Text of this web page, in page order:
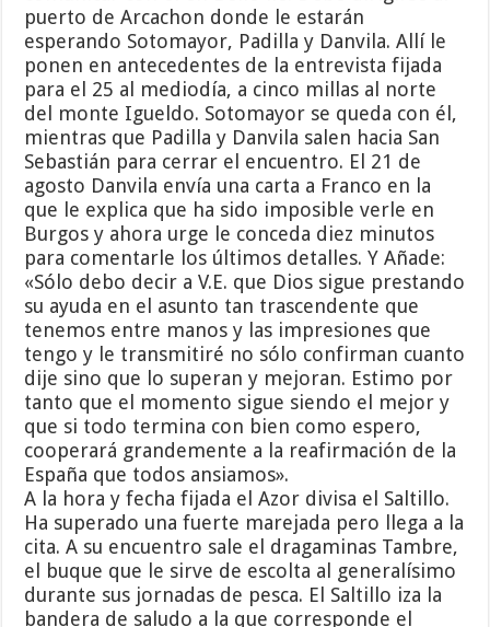
puerto de Arcachon donde le estarán
esperando Sotomayor, Padilla y Danvila. Allí le
ponen en antecedentes de la entrevista fijada
para el 25 al mediodía, a cinco millas al norte
del monte Igueldo. Sotomayor se queda con él,
mientras que Padilla y Danvila salen hacia San
Sebastián para cerrar el encuentro. El 21 de
agosto Danvila envía una carta a Franco en la
que le explica que ha sido imposible verle en
Burgos y ahora urge le conceda diez minutos
para comentarle los últimos detalles. Y Añade:
«Sólo debo decir a V.E. que Dios sigue prestando
su ayuda en el asunto tan trascendente que
tenemos entre manos y las impresiones que
tengo y le transmitiré no sólo confirman cuanto
dije sino que lo superan y mejoran. Estimo por
tanto que el momento sigue siendo el mejor y
que si todo termina con bien como espero,
cooperará grandemente a la reafirmación de la
España que todos ansiamos».
A la hora y fecha fijada el Azor divisa el Saltillo.
Ha superado una fuerte marejada pero llega a la
cita. A su encuentro sale el dragaminas Tambre,
el buque que le sirve de escolta al generalísimo
durante sus jornadas de pesca. El Saltillo iza la
bandera de saludo a la que corresponde el